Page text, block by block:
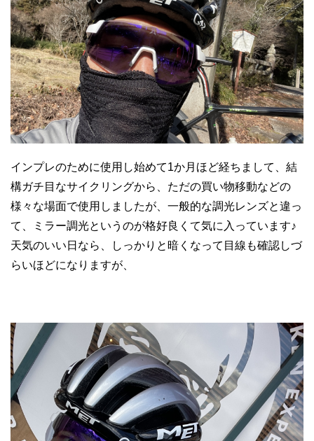
インプレのために使用し始めて1か月ほど経ちまして、結
構ガチ目なサイクリングから、ただの買い物移動などの
様々な場面で使用しましたが、一般的な調光レンズと違っ
て、ミラー調光というのが格好良くて気に入っています♪
天気のいい日なら、しっかりと暗くなって目線も確認しづ
らいほどになりますが、